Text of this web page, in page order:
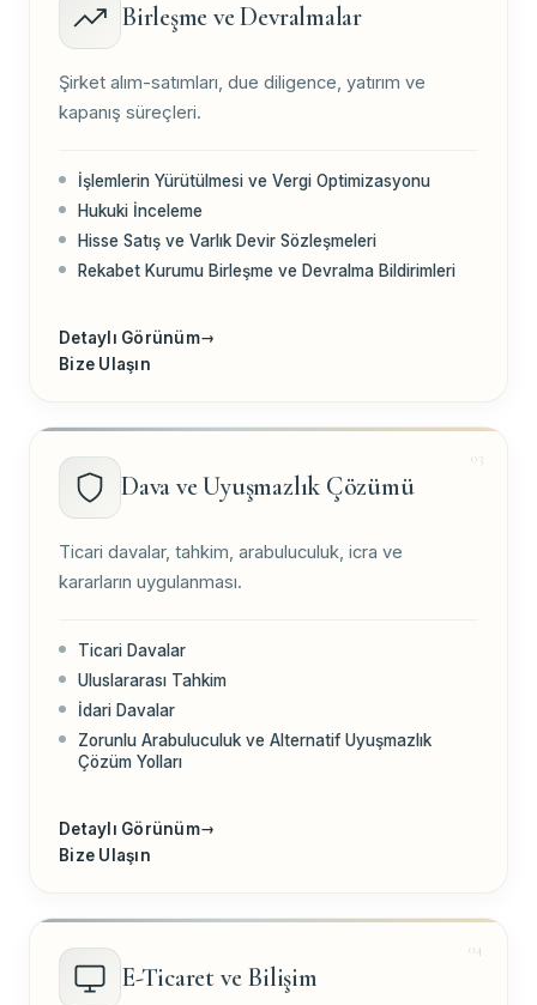
Birleşme ve Devralmalar
Şirket alım-satımları, due diligence, yatırım ve
kapanış süreçleri.
İşlemlerin Yürütülmesi ve Vergi Optimizasyonu
Hukuki İnceleme
Hisse Satış ve Varlık Devir Sözleşmeleri
Rekabet Kurumu Birleşme ve Devralma Bildirimleri
Detaylı Görünüm→
Bize Ulaşın
Dava ve Uyuşmazlık Çözümü
Ticari davalar, tahkim, arabuluculuk, icra ve
kararların uygulanması.
Ticari Davalar
Uluslararası Tahkim
İdari Davalar
Zorunlu Arabuluculuk ve Alternatif Uyuşmazlık
Çözüm Yolları
Detaylı Görünüm→
Bize Ulaşın
E-Ticaret ve Bilişim